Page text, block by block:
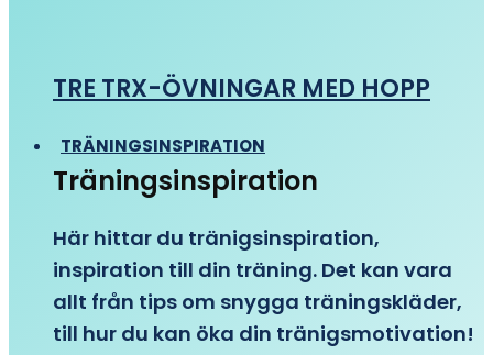
TRE TRX-ÖVNINGAR MED HOPP
TRÄNINGSINSPIRATION
Träningsinspiration
Här hittar du tränigsinspiration,
inspiration till din träning. Det kan vara
allt från tips om snygga träningskläder,
till hur du kan öka din tränigsmotivation!